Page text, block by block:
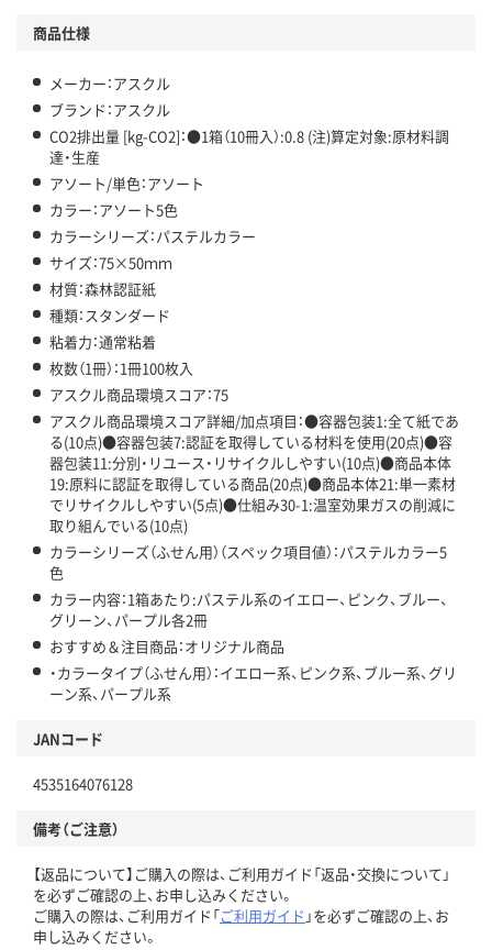
商品仕様
メーカー：アスクル
ブランド：アスクル
CO2排出量 [kg-CO2]：●1箱（10冊入）:0.8 (注)算定対象:原材料調
達・生産
アソート/単色：アソート
カラー：アソート5色
カラーシリーズ：パステルカラー
サイズ：75×50ｍｍ
材質：森林認証紙
種類：スタンダード
粘着力：通常粘着
枚数（1冊）：1冊100枚入
アスクル商品環境スコア：75
アスクル商品環境スコア詳細/加点項目：●容器包装1:全て紙であ
る(10点)●容器包装7:認証を取得している材料を使用(20点)●容
器包装11:分別・リユース・リサイクルしやすい(10点)●商品本体
19:原料に認証を取得している商品(20点)●商品本体21:単一素材
でリサイクルしやすい(5点)●仕組み30-1:温室効果ガスの削減に
取り組んでいる(10点)
カラーシリーズ（ふせん用）（スペック項目値）：パステルカラー5
色
カラー内容：1箱あたり:パステル系のイエロー、ピンク、ブルー、
グリーン、パープル各2冊
おすすめ＆注目商品：オリジナル商品
・カラータイプ（ふせん用）：イエロー系、ピンク系、ブルー系、グリ
ーン系、パープル系
JANコード
4535164076128
備考（ご注意）
【返品について】ご購入の際は、ご利用ガイド「返品・交換について」
を必ずご確認の上、お申し込みください。
ご購入の際は、ご利用ガイド「ご利用ガイド 」を必ずご確認の上、お
申し込みください。